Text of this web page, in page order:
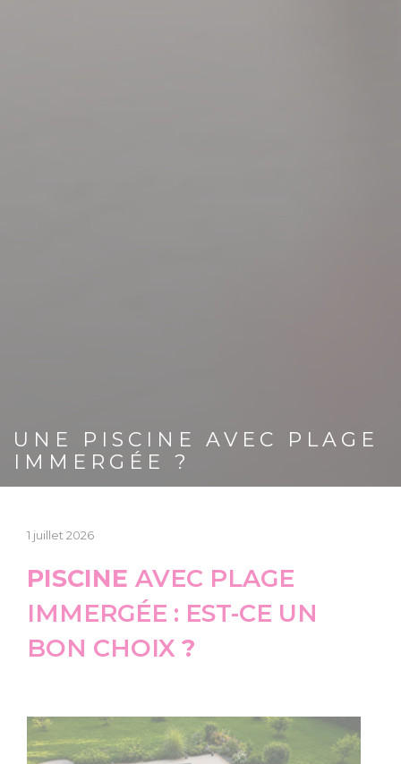
UNE PISCINE AVEC PLAGE
IMMERGÉE ?
1 juillet 2026
PISCINE AVEC PLAGE
IMMERGÉE : EST-CE UN
BON CHOIX ?